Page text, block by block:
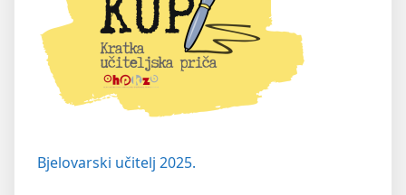
Bjelovarski učitelj 2025.